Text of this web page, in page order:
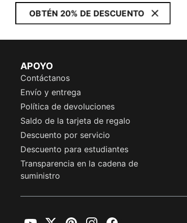
OBTÉN 20% DE DESCUENTO
APOYO
Contáctanos
Envío y entrega
Política de devoluciones
Saldo de la tarjeta de regalo
Descuento por servicio
Descuento para estudiantes
Transparencia en la cadena de
suministro